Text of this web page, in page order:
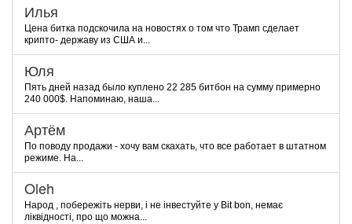
Илья
Цена битка подскочила на новостях о том что Трамп сделает
крипто- державу из США и...
Юля
Пять дней назад было куплено 22 285 битбон на сумму примерно
240 000$. Напоминаю, наша...
Артём
По поводу продажи - хочу вам скахать, что все работает в штатном
режиме. На...
Oleh
Народ , побережіть нерви, і не інвестуйте у Bit bon, немає
ліквідності, про що можна...